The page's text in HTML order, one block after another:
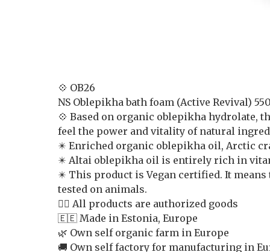
💠 OB26
NS Oblepikha bath foam (Active Revival)
💠 Based on organic oblepikha hydrolate,
feel the power and vitality of natural
✴️ Enriched organic oblepikha oil, Arctic
✴️ Altai oblepikha oil is entirely rich in
✴️ This product is Vegan certified. It
tested on animals.
👍🏻 All products are authorized goods
🇪🇪 Made in Estonia, Europe
🌿 Own self organic farm in Europe
🚚 Own self factory for manufacturing in